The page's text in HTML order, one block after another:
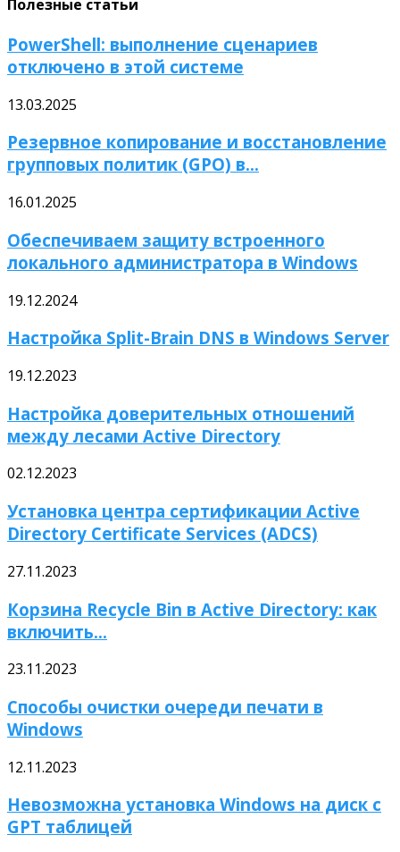
Полезные статьи
PowerShell: выполнение сценариев
отключено в этой системе
13.03.2025
Резервное копирование и восстановление
групповых политик (GPO) в...
16.01.2025
Обеспечиваем защиту встроенного
локального администратора в Windows
19.12.2024
Настройка Split-Brain DNS в Windows Server
19.12.2023
Настройка доверительных отношений
между лесами Active Directory
02.12.2023
Установка центра сертификации Active
Directory Certificate Services (ADCS)
27.11.2023
Корзина Recycle Bin в Active Directory: как
включить...
23.11.2023
Способы очистки очереди печати в
Windows
12.11.2023
Невозможна установка Windows на диск с
GPT таблицей